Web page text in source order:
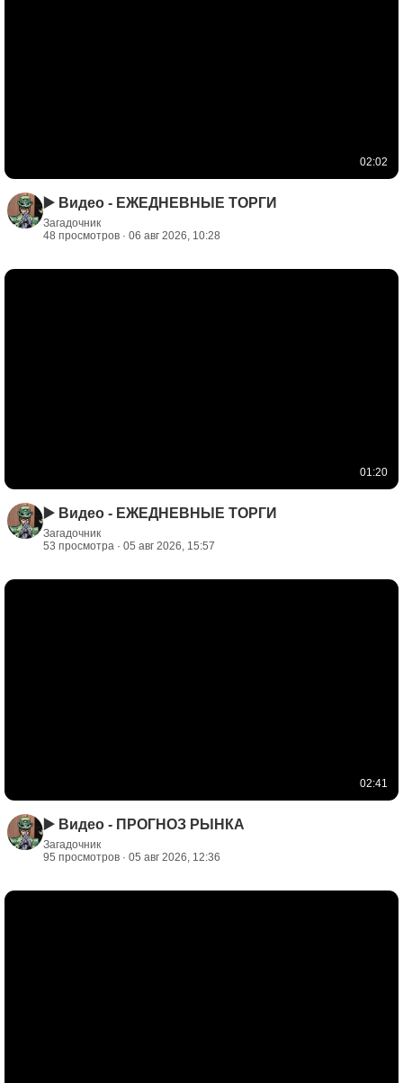
02:02
▶️ Видео - ЕЖЕДНЕВНЫЕ ТОРГИ
Загадочник
48 просмотров · 06 авг 2026, 10:28
01:20
▶️ Видео - ЕЖЕДНЕВНЫЕ ТОРГИ
Загадочник
53 просмотра · 05 авг 2026, 15:57
02:41
▶️ Видео - ПРОГНОЗ РЫНКА
Загадочник
95 просмотров · 05 авг 2026, 12:36